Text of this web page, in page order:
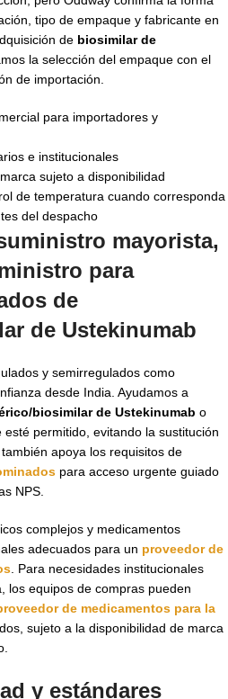
tipo de empaque y fabricante en
de biosimilar de
la selección del empaque con el
de importación.
para importadores y
e institucionales
sujeto a disponibilidad
de temperatura cuando corresponda
del despacho
mayorista,
para
de
de Ustekinumab
y semirregulados como
desde India. Ayudamos a
biosimilar de Ustekinumab o
permitido, evitando la sustitución
apoya los requisitos de
para acceso urgente guiado
NPS.
complejos y medicamentos
adecuados para un proveedor de
. Para necesidades institucionales
los equipos de compras pueden
de medicamentos para la
sujeto a la disponibilidad de marca
y estándares